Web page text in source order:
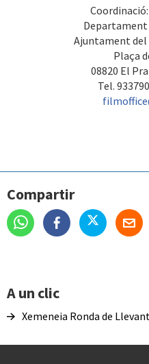
Departament
Ajuntament
Plaça
08820 El
Tel.
Compartir
A un clic
Xemeneia Ronda de Llevant